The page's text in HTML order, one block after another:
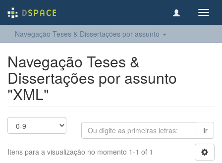
Navegação Teses & Dissertações por assunto
Navegação Teses &
Dissertações por assunto
"XML"
Ir
Itens para a visualização no momento 1-1 of 1